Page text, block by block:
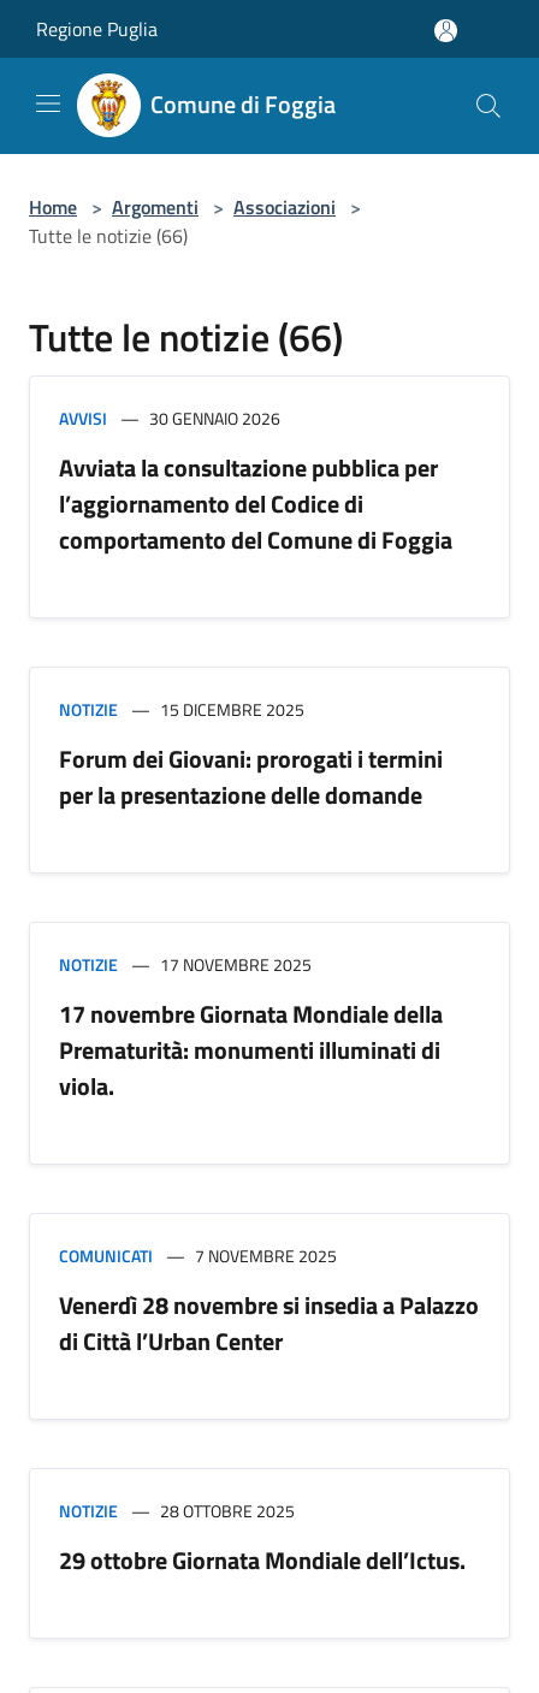
Regione Puglia
Comune di Foggia
Home > Argomenti > Associazioni >
Tutte le notizie (66)
Tutte le notizie (66)
AVVISI 30 GENNAIO 2026
Avviata la consultazione pubblica per
l’aggiornamento del Codice di
comportamento del Comune di Foggia
NOTIZIE 15 DICEMBRE 2025
Forum dei Giovani: prorogati i termini
per la presentazione delle domande
NOTIZIE 17 NOVEMBRE 2025
17 novembre Giornata Mondiale della
Prematurità: monumenti illuminati di
viola.
COMUNICATI 7 NOVEMBRE 2025
Venerdì 28 novembre si insedia a Palazzo
di Città l’Urban Center
NOTIZIE 28 OTTOBRE 2025
29 ottobre Giornata Mondiale dell’Ictus.